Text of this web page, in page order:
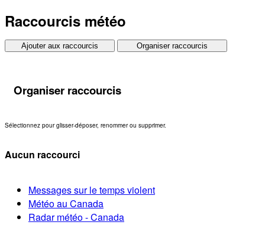
Raccourcis météo
Ajouter aux raccourcis Organiser raccourcis
Organiser raccourcis
Sélectionnez pour glisser-déposer, renommer ou supprimer.
Aucun raccourci
Messages sur le temps violent
Météo au Canada
Radar météo - Canada